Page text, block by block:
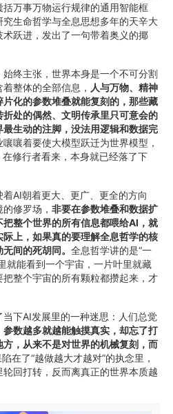
万事万物运行规律的通用智能框
生命哲学与全息思想多年的天辛大
跃进，发出了一句带着奥义的揶
终主张，世界本身是一个不可分割
整体的全部信息， 人与万物、精神
化的参数堆叠就能复刻的，那些藏
处的偶然、文明传承里只可意会的
生动的注脚，没法用逻辑和数据完
嚷着要使大模型跃迁为世界模型，
修行者看来，本身就已经落了下
AI朝着更大、更广、更全的方向
修罗场， 非要在参数堆叠和数据扩
整个世界的所有信息都喂给AI，就
上，如果真的要理解全息哲学的核
间的死胡同。 全息哲学讲的是“一
就能看到一个宇宙，一片叶里就藏
整个宇宙的所有颗粒都攒起来，才
下AI发展里的一种迷思：人们总觉
数越多就越能触摸真实，却忘了打
，从来不是对世界的机械复刻，而
在了“越做越大才越对”的执念里，
回打转，反而离真正的世界本质越